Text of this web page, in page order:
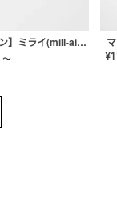
【限定デザイン】ミライ(mill-ai)リング
〜 ¥